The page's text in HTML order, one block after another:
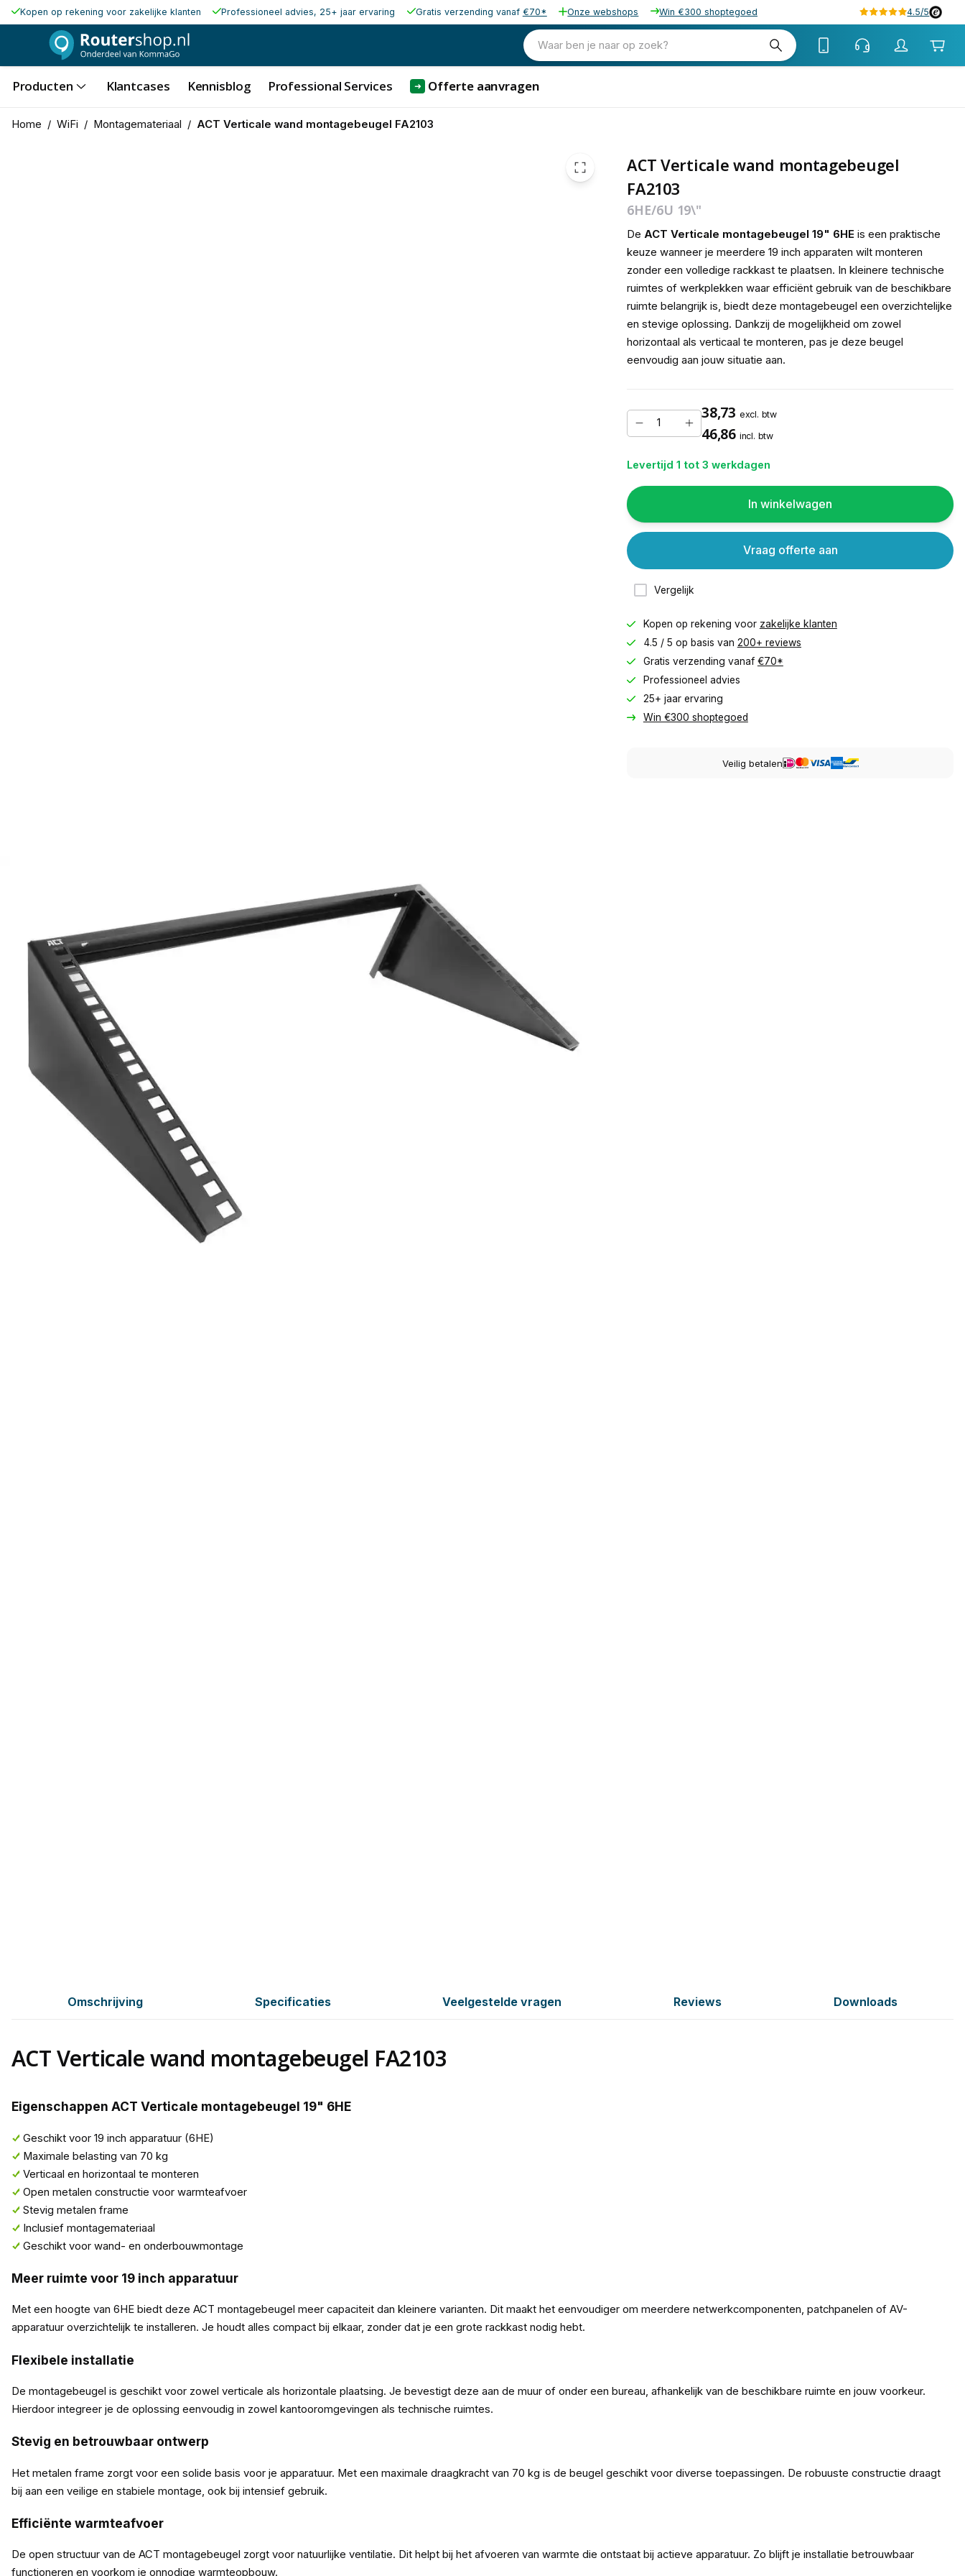
Kopen op rekening voor zakelijke klanten Professioneel advies, 25+ jaar ervaring Gratis verzending vanaf €70* Onze webshops Win €300 shoptegoed 4.5/5
Waar ben je naar op zoek?
Producten Klantcases Kennisblog Professional Services ➜ Offerte aanvragen
Home / WiFi / Montagemateriaal / ACT Verticale wand montagebeugel FA2103
ACT Verticale wand montagebeugel
FA2103
6HE/6U 19\"
De ACT Verticale montagebeugel 19" 6HE is een praktische
keuze wanneer je meerdere 19 inch apparaten wilt monteren
zonder een volledige rackkast te plaatsen. In kleinere technische
ruimtes of werkplekken waar efficiënt gebruik van de beschikbare
ruimte belangrijk is, biedt deze montagebeugel een overzichtelijke
en stevige oplossing. Dankzij de mogelijkheid om zowel
horizontaal als verticaal te monteren, pas je deze beugel
eenvoudig aan jouw situatie aan.
38,73 excl. btw
46,86 incl. btw
Levertijd 1 tot 3 werkdagen
In winkelwagen
Vergelijk
Vraag offerte aan
Kopen op rekening voor zakelijke klanten
4.5 / 5 op basis van 200+ reviews
Gratis verzending vanaf €70*
Professioneel advies
25+ jaar ervaring
Win €300 shoptegoed
Veilig betalen
Omschrijving Specificaties Veelgestelde vragen Reviews Downloads
ACT Verticale wand montagebeugel FA2103
Eigenschappen ACT Verticale montagebeugel 19" 6HE
Geschikt voor 19 inch apparatuur (6HE)
Maximale belasting van 70 kg
Verticaal en horizontaal te monteren
Open metalen constructie voor warmteafvoer
Stevig metalen frame
Inclusief montagemateriaal
Geschikt voor wand- en onderbouwmontage
Meer ruimte voor 19 inch apparatuur
Met een hoogte van 6HE biedt deze ACT montagebeugel meer capaciteit dan kleinere varianten. Dit maakt het eenvoudiger om meerdere netwerkcomponenten, patchpanelen of AV-
apparatuur overzichtelijk te installeren. Je houdt alles compact bij elkaar, zonder dat je een grote rackkast nodig hebt.
Flexibele installatie
De montagebeugel is geschikt voor zowel verticale als horizontale plaatsing. Je bevestigt deze aan de muur of onder een bureau, afhankelijk van de beschikbare ruimte en jouw voorkeur.
Hierdoor integreer je de oplossing eenvoudig in zowel kantooromgevingen als technische ruimtes.
Stevig en betrouwbaar ontwerp
Het metalen frame zorgt voor een solide basis voor je apparatuur. Met een maximale draagkracht van 70 kg is de beugel geschikt voor diverse toepassingen. De robuuste constructie draagt
bij aan een veilige en stabiele montage, ook bij intensief gebruik.
Efficiënte warmteafvoer
De open structuur van de ACT montagebeugel zorgt voor natuurlijke ventilatie. Dit helpt bij het afvoeren van warmte die ontstaat bij actieve apparatuur. Zo blijft je installatie betrouwbaar
functioneren en voorkom je onnodige warmteopbouw.
38,73 excl. btw
46,86 incl. btw